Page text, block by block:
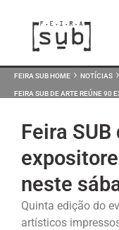
FEIRA SUB HOME › NOTÍCIAS ›
FEIRA SUB DE ARTE REÚNE 90
Feira
neste
Quinta edição do
artísticos